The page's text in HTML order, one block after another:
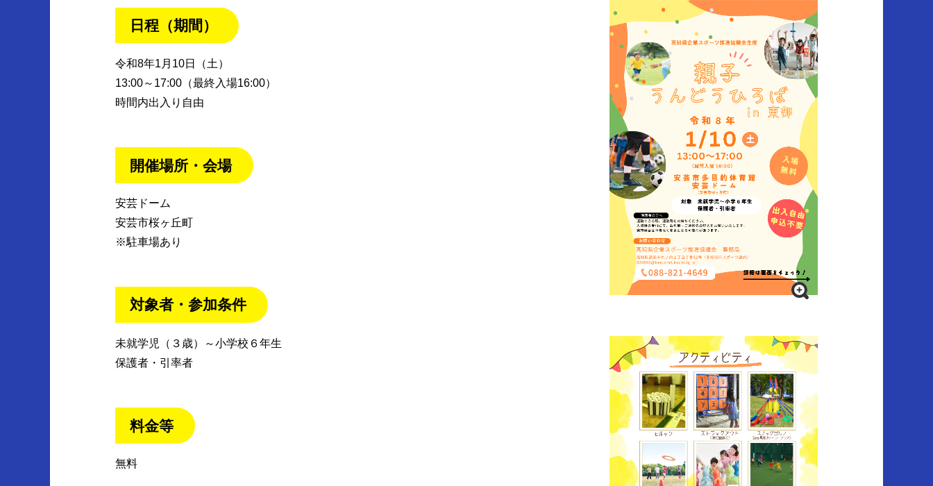
日程（期間）
令和8年1月10日（土）
13:00～17:00（最終入場16:00）
時間内出入り自由
開催場所・会場
安芸ドーム
安芸市桜ヶ丘町
※駐車場あり
対象者・参加条件
未就学児（３歳）～小学校６年生
保護者・引率者
料金等
無料